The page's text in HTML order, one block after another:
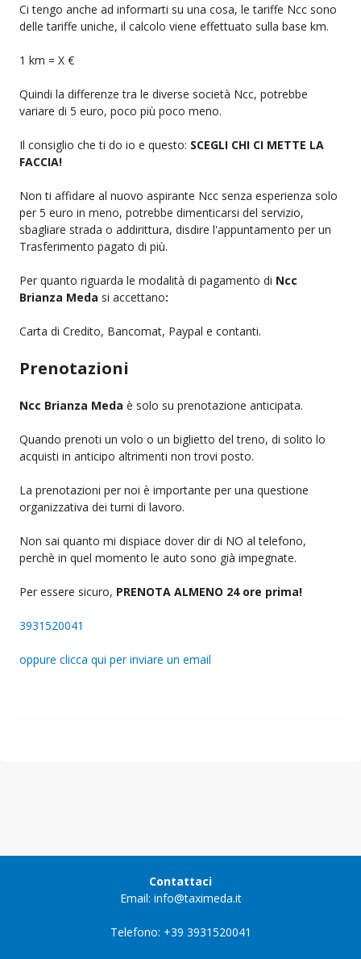
Ci tengo anche ad informarti su una cosa, le tariffe Ncc sono
delle tariffe uniche, il calcolo viene effettuato sulla base km.
1 km = X €
Quindi la differenze tra le diverse società Ncc, potrebbe
variare di 5 euro, poco più poco meno.
Il consiglio che ti do io e questo: SCEGLI CHI CI METTE LA
FACCIA!
Non ti affidare al nuovo aspirante Ncc senza esperienza solo
per 5 euro in meno, potrebbe dimenticarsi del servizio,
sbagliare strada o addirittura, disdire l'appuntamento per un
Trasferimento pagato di più.
Per quanto riguarda le modalità di pagamento di Ncc
Brianza Meda si accettano:
Carta di Credito, Bancomat, Paypal e contanti.
Prenotazioni
Ncc Brianza Meda è solo su prenotazione anticipata.
Quando prenoti un volo o un biglietto del treno, di solito lo
acquisti in anticipo altrimenti non trovi posto.
La prenotazioni per noi è importante per una questione
organizzativa dei turni di lavoro.
Non sai quanto mi dispiace dover dir di NO al telefono,
perchè in quel momento le auto sono già impegnate.
Per essere sicuro, PRENOTA ALMENO 24 ore prima!
3931520041
oppure clicca qui per inviare un email
Contattaci
Email: info@taximeda.it
Telefono: +39 3931520041